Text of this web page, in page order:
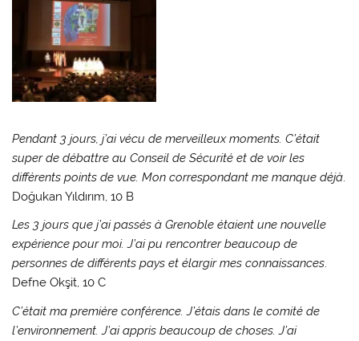
Pendant 3 jours, j’ai vécu de merveilleux moments. C’était
super de débattre au Conseil de Sécurité et de voir les
différents points de vue. Mon correspondant me manque déjà.
Doğukan Yıldırım, 10 B
Les 3 jours que j’ai passés à Grenoble étaient une nouvelle
expérience pour moi. J’ai pu rencontrer beaucoup de
personnes de différents pays et élargir mes connaissances.
Defne Okşit, 10 C
C’était ma première conférence. J’étais dans le comité de
l’environnement. J’ai appris beaucoup de choses. J’ai